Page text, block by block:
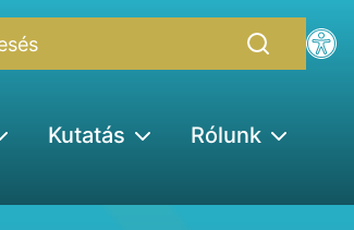
Kutatás
Rólunk